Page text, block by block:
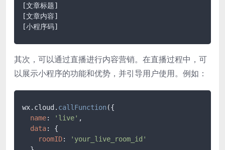
[文章标题]
[文章内容]
[小程序码]
其次，可以通过直播进行内容营销。在直播过程中，可
以展示小程序的功能和优势，并引导用户使用。例如：
wx.cloud. callFunction({
name: 'live' ,
data: {
roomID:
'your_live_room_id'